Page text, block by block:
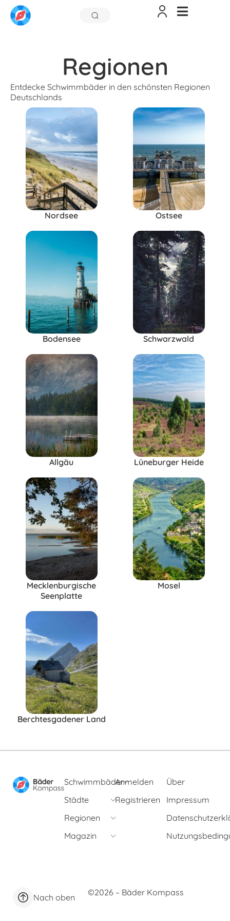
Regionen
Entdecke Schwimmbäder in den schönsten Regionen
Deutschlands
Nordsee Ostsee
Bodensee Schwarzwald
Allgäu Lüneburger Heide
Mecklenburgische
Seenplatte
Mosel
Berchtesgadener Land
Schwimmbäder
Städte
Regionen
Magazin
Anmelden
Registrieren
Über
Impressum
Nach oben ©2026 – Bäder Kompass